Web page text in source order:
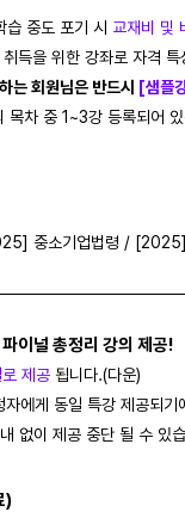
습 중도 포기 시 교재비 및
득을 위한 강좌로 자격
는 회원님은 반드시 [샘플
목차 중 1~3강 등록되어
중소기업법령 / [2025]
이널 총정리 강의 제공!
제공 됩니다.(다운)
에게 동일 특강 제공되
없이 제공 중단 될 수 있
)